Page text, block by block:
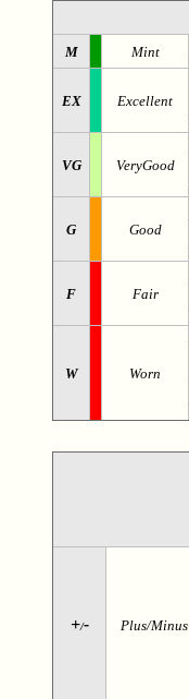
M Mint
EX Excellent
VG VeryGood
G Good
F Fair
W Worn
+/- Plus/Minus